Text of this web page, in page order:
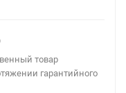
товар
гарантийного